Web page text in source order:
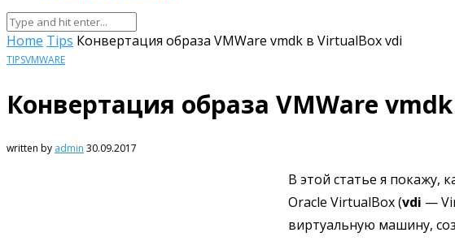
Home Tips Конвертация образа VMWare vmdk в VirtualBox vdi
TIPSVMWARE
Конвертация образа VMWare
written by admin 30.09.2017
В этой статье я покажу,
Oracle VirtualBox (vdi —
виртуальную машину,